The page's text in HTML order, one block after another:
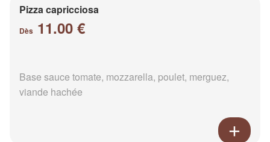
Pizza capricciosa
Dès 11.00 €
Base sauce tomate, mozzarella, poulet, merguez,
viande hachée